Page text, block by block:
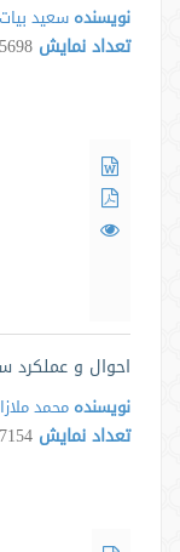
نویسنده سعید بیات
تعداد نمایش
احوال و عملکرد
نویسنده محمد
تعداد نمایش